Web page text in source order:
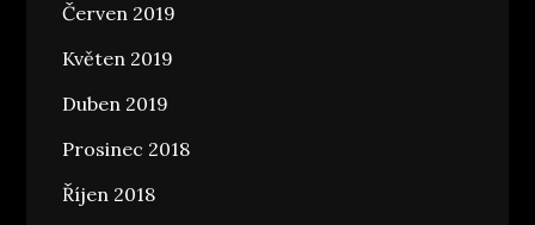
Červen 2019
Květen 2019
Duben 2019
Prosinec 2018
Říjen 2018